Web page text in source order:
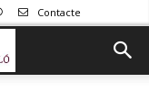
Contacte